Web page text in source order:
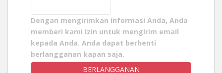
Dengan mengirimkan informasi Anda, Anda
memberi kami izin untuk mengirim email
kepada Anda. Anda dapat berhenti
berlangganan kapan saja.
BERLANGGANAN